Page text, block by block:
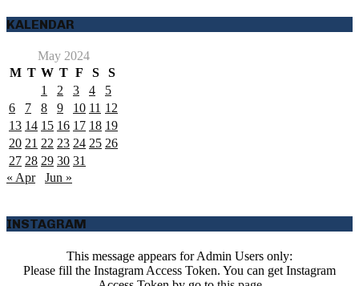
KALENDAR
May 2024
M T W T F S
S
1
2 3 4
5
6
7 8 9 10 11 12
13 14 15 16 17 18 19
20 21 22 23 24 25 26
27 28 29 30 31
« Apr
Jun »
INSTAGRAM
This message appears for Admin Users only:
Please fill the Instagram Access Token. You can get Instagram